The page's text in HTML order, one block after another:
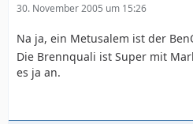
30. November 2005 um 15:26
Na ja, ein Metusalem ist der
Die Brennquali ist Super mit
es ja an.